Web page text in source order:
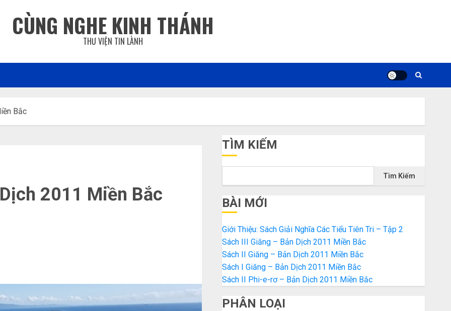
CÙNG NGHE KINH THÁNH
THƯ VIỆN TIN LÀNH
Bắc
2011 Miền Bắc
TÌM KIẾM
Tìm Kiếm
BÀI MỚI
Giới Thiệu: Sách Giải Nghĩa Các Tiểu Tiên Tri – Tập 2
Sách III Giăng – Bản Dịch 2011 Miền Bắc
Sách II Giăng – Bản Dịch 2011 Miền Bắc
Sách I Giăng – Bản Dịch 2011 Miền Bắc
Sách II Phi-e-rơ – Bản Dịch 2011 Miền Bắc
PHÂN LOẠI